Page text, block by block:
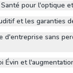
pour l'optique
et les garanties
d'entreprise sans
Évin et